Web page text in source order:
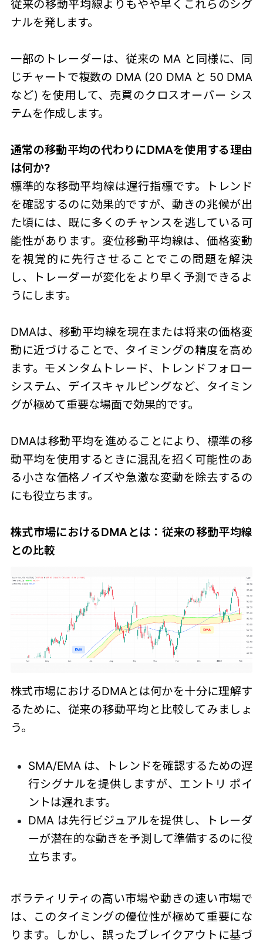
従来の移動平均線よりもやや早くこれらのシグ
ナルを発します。
一部のトレーダーは、従来の MA と同様に、同
じチャートで複数の DMA (20 DMA と 50 DMA
など) を使用して、売買のクロスオーバー シス
テムを作成します。
通常の移動平均の代わりにDMAを使用する理由
は何か?
標準的な移動平均線は遅行指標です。トレンド
を確認するのに効果的ですが、動きの兆候が出
た頃には、既に多くのチャンスを逃している可
能性があります。変位移動平均線は、価格変動
を視覚的に先行させることでこの問題を解決
し、トレーダーが変化をより早く予測できるよ
うにします。
DMAは、移動平均線を現在または将来の価格変
動に近づけることで、タイミングの精度を高め
ます。モメンタムトレード、トレンドフォロー
システム、デイスキャルピングなど、タイミン
グが極めて重要な場面で効果的です。
DMAは移動平均を進めることにより、標準の移
動平均を使用するときに混乱を招く可能性のあ
る小さな価格ノイズや急激な変動を除去するの
にも役立ちます。
株式市場におけるDMAとは： 従来の移動平均線
との比較
株式市場におけるDMAとは何かを十分に理解す
るために、従来の移動平均と比較してみましょ
う。
SMA/EMA は、トレンドを確認するための遅
行シグナルを提供しますが、エントリ ポイ
ントは遅れます。
DMA は先行ビジュアルを提供し、トレーダ
ーが潜在的な動きを予測して準備するのに役
立ちます。
ボラティリティの高い市場や動きの速い市場で
は、このタイミングの優位性が極めて重要にな
ります。しかし、誤ったブレイクアウトに基づ